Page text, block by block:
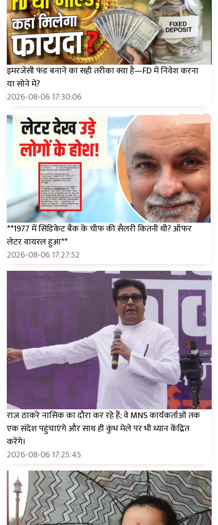
इमरजेंसी फंड बनाने का सही तरीका क्या है—FD में निवेश करना
या सोने में?
2026-08-06 17:30:06
**1977 में सिंडिकेट बैंक के चीफ की सैलरी कितनी थी? ऑफर
लेटर वायरल हुआ**
2026-08-06 17:27:52
राज ठाकरे नासिक का दौरा कर रहे हैं; वे MNS कार्यकर्ताओं तक
एक संदेश पहुंचाएंगे और साथ ही कुंभ मेले पर भी ध्यान केंद्रित
करेंगे।
2026-08-06 17:25:45